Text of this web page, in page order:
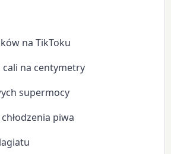
na TikToku
na centymetry
supermocy
piwa